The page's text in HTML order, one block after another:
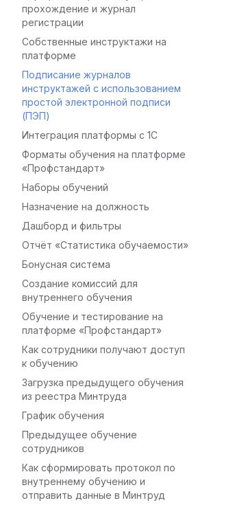
прохождение и журнал
регистрации
Собственные инструктажи на
платформе
Подписание журналов
инструктажей с использованием
простой электронной подписи
(ПЭП)
Интеграция платформы с 1С
Форматы обучения на платформе
«Профстандарт»
Наборы обучений
Назначение на должность
Дашборд и фильтры
Отчёт «Статистика обучаемости»
Бонусная система
Создание комиссий для
внутреннего обучения
Обучение и тестирование на
платформе «Профстандарт»
Как сотрудники получают доступ
к обучению
Загрузка предыдущего обучения
из реестра Минтруда
График обучения
Предыдущее обучение
сотрудников
Как сформировать протокол по
внутреннему обучению и
отправить данные в Минтруд